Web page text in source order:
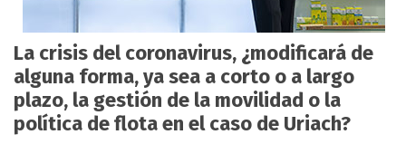
La crisis del coronavirus, ¿modificará de
alguna forma, ya sea a corto o a largo
plazo, la gestión de la movilidad o la
política de flota en el caso de Uriach?